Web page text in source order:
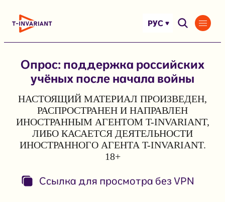
РУС
Опрос: поддержка российских
учёных после начала войны
НАСТОЯЩИЙ МАТЕРИАЛ ПРОИЗВЕДЕН,
РАСПРОСТРАНЕН И НАПРАВЛЕН
ИНОСТРАННЫМ АГЕНТОМ T-INVARIANT,
ЛИБО КАСАЕТСЯ ДЕЯТЕЛЬНОСТИ
ИНОСТРАННОГО АГЕНТА T-INVARIANT.
18+
Ссылка для просмотра без VPN